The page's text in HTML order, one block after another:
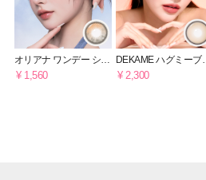
オリアナ ワンデー シェ
ードグレー
¥ 1,560
DEKAME ハグミーブラ
ウン [最長3~6ヶ月用]
¥ 2,300